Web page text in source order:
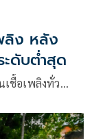
ลิง หลัง
ดับต่ำสุด
เชื้อเพลิงทั่ว…